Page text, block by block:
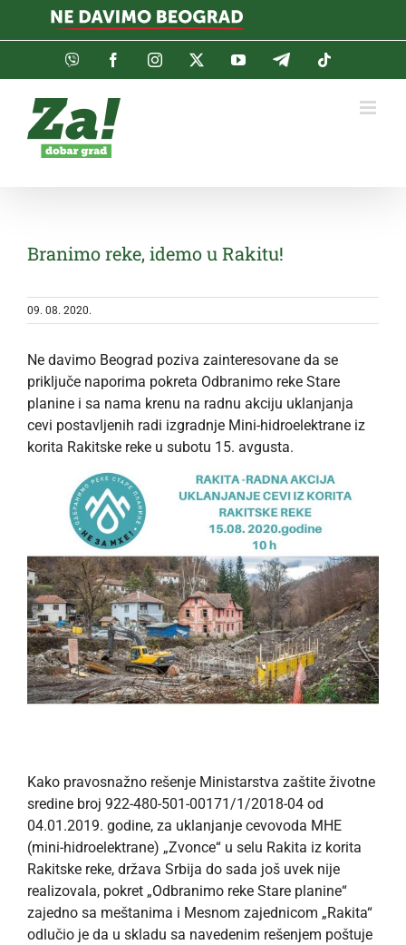
Viber FacebookInstagramTwitterYouTubeTelegram
Branimo reke, idemo u Rakitu!
09. 08. 2020.
Ne davimo Beograd poziva zainteresovane da se
priključe naporima pokreta Odbranimo reke Stare
planine i sa nama krenu na radnu akciju uklanjanja
cevi postavljenih radi izgradnje Mini-hidroelektrane iz
korita Rakitske reke u subotu 15. avgusta.
Kako pravosnažno rešenje Ministarstva zaštite životne
sredine broj 922-480-501-00171/1/2018-04 od
04.01.2019. godine, za uklanjanje cevovoda MHE
(mini-hidroelektrane) „Zvonce“ u selu Rakita iz korita
Rakitske reke, država Srbija do sada još uvek nije
realizovala, pokret „Odbranimo reke Stare planine“
zajedno sa meštanima i Mesnom zajednicom „Rakita“
odlučio je da u skladu sa navedenim rešenjem poštuje